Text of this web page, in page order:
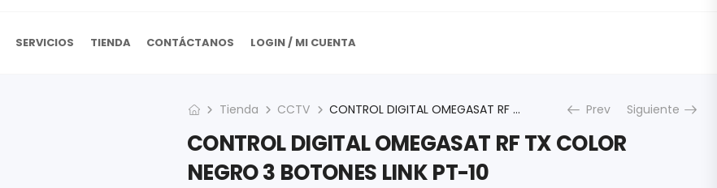
SERVICIOS TIENDA CONTÁCTANOS LOGIN / MI CUENTA
Tienda CCTV CONTROL DIGITAL OMEGASAT RF TX COLOR NEGRO 3 BOTONES LINK PT-10 Prev Siguiente
CONTROL DIGITAL OMEGASAT RF TX COLOR
NEGRO 3 BOTONES LINK PT-10